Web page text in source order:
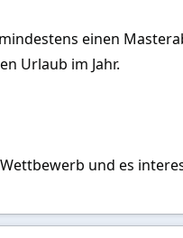
einen
Urlaub im Jahr.
und es